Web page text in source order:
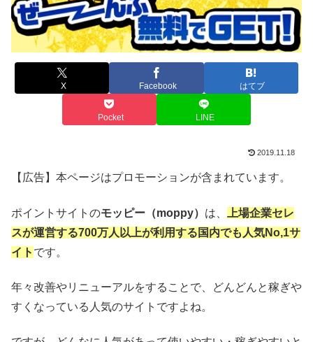
X Facebook はてブ
Pocket LINE
2019.11.18
【広告】本ページはプロモーションが含まれています。
ポイントサイトのモッピー（moppy） は、
上場企業セレ
スが運営する700万人以上が利用する国内でも人気No,1サ
イト です。
年々改善やリニューアルをすることで、どんどんと稼ぎや
すくなっている人気のサイトですよね。